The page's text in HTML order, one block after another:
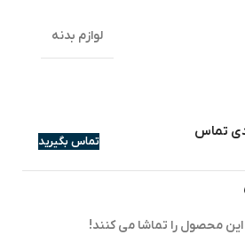
لوازم بدنه
تماس
تماس بگیرید
این محصول را تماشا می کنند!